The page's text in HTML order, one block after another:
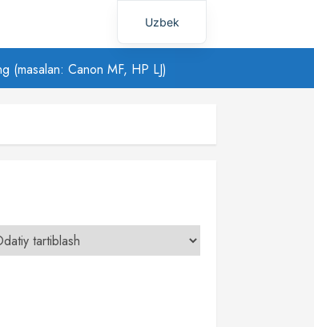
(masalan: Canon MF, HP LJ)
Uzbek
Russian